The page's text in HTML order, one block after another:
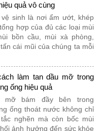
quả vô cùng
vệ sinh là nơi ẩm ướt, khép
hợp của đủ các loại mùi
bồn cầu, mùi xà phòng,
cái mũi của chúng ta mỗi
làm tan dầu mỡ trong
ống hiệu quả
mỡ bám đầy bên trong
ống thoát nước không chỉ
nghẽn mà còn bốc mùi
ảnh hưởng đến sức khỏe